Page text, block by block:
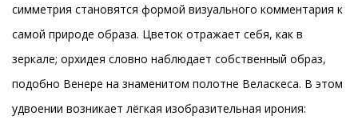
симметрия становятся формой визуального комментария к
самой природе образа. Цветок отражает себя, как в
зеркале; орхидея словно наблюдает собственный образ,
подобно Венере на знаменитом полотне Веласкеса. В этом
удвоении возникает лёгкая изобразительная ирония: